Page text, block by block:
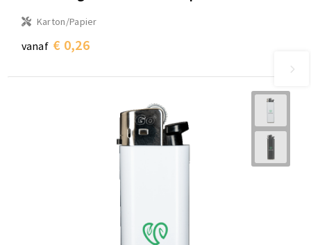
Karton/Papier
vanaf € 0,26